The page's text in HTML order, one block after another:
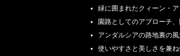
緑に囲まれたクィーン・
園路としてのアプローチ
アンダルシアの路地裏の風
使いやすさと美しさを兼